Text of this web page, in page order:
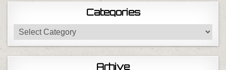
Categories
Categories
Arhive